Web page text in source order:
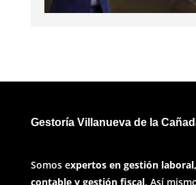
Gestoría Villanueva de la
Somos expertos en gestión
contable y gestión fiscal. Así